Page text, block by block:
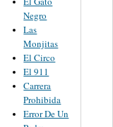
Negro
Las
Monjitas
El Circo
El 911
Carrera
Prohibida
Error De Un